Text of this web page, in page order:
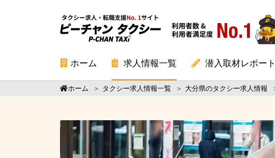
ホーム 求人情報一覧 潜入取材レポー
ホーム ＞ タクシー求人情報一覧 ＞ 大分県のタクシー求人情報